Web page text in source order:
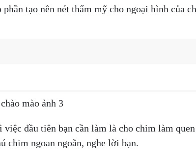
tạo nên nét thẩm mỹ cho ngoại hình của
đầu tiên bạn cần làm là cho chim làm
chim ngoan ngoãn, nghe lời bạn.